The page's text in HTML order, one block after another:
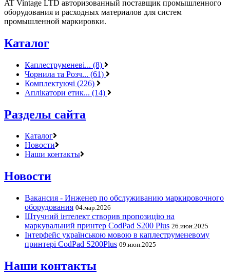
AT Vintage LTD авторизованный поставщик промышленного
оборудования и расходных материалов для систем
промышленной маркировки.
Каталог
Каплеструменеві... (8)
Чорнила та Розч... (61)
Комплектуючі (226)
Аплікатори етик... (14)
Разделы сайта
Каталог
Новости
Наши контакты
Новости
Вакансия - Инженер по обслуживанию маркировочного
оборудования 04.мар.2026
Штучний інтелект створив пропозицію на
маркувальний принтер CodPad S200 Plus 26.июн.2025
Інтерфейс українською мовою в каплеструменевому
принтері CodPad S200Plus 09.июн.2025
Наши контакты